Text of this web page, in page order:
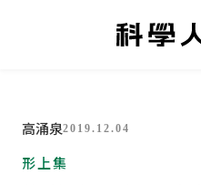
高涌泉2019.12.04
形上集